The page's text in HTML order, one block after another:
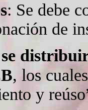
: Se debe
de
, los
y